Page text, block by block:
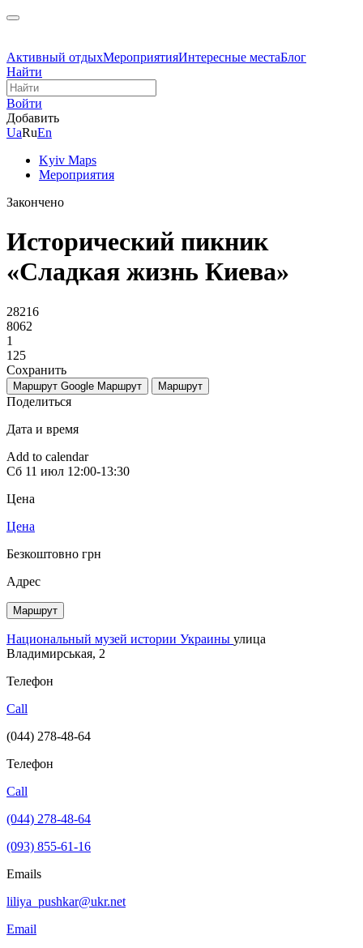
Активный отдыхМероприятияИнтересные местаБлог
Найти
Войти
Добавить
UaRuEn
Kyiv Maps
Мероприятия
Закончено
Исторический пикник
«Сладкая жизнь Киева»
28216
8062
1
125
Сохранить
Маршрут Google Маршрут Маршрут
Поделиться
Дата и время
Add to calendar
Сб 11 июл 12:00-13:30
Цена
Цена
Безкоштовно грн
Адрес
Маршрут
Национальный музей истории Украины улица
Владимирськая, 2
Телефон
Call
(044) 278-48-64
Телефон
Call
(044) 278-48-64
(093) 855-61-16
Emails
liliya_pushkar@ukr.net
Email